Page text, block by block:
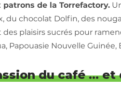
patrons de la Torrefactory.
du chocolat Dolfin, des
des plaisirs sucrés pour
Papouasie Nouvelle
du café … et